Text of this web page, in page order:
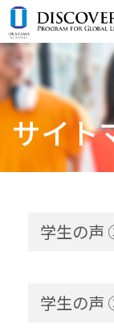
サイト
学生の声
学生の声